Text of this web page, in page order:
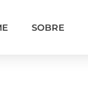
SOBRE